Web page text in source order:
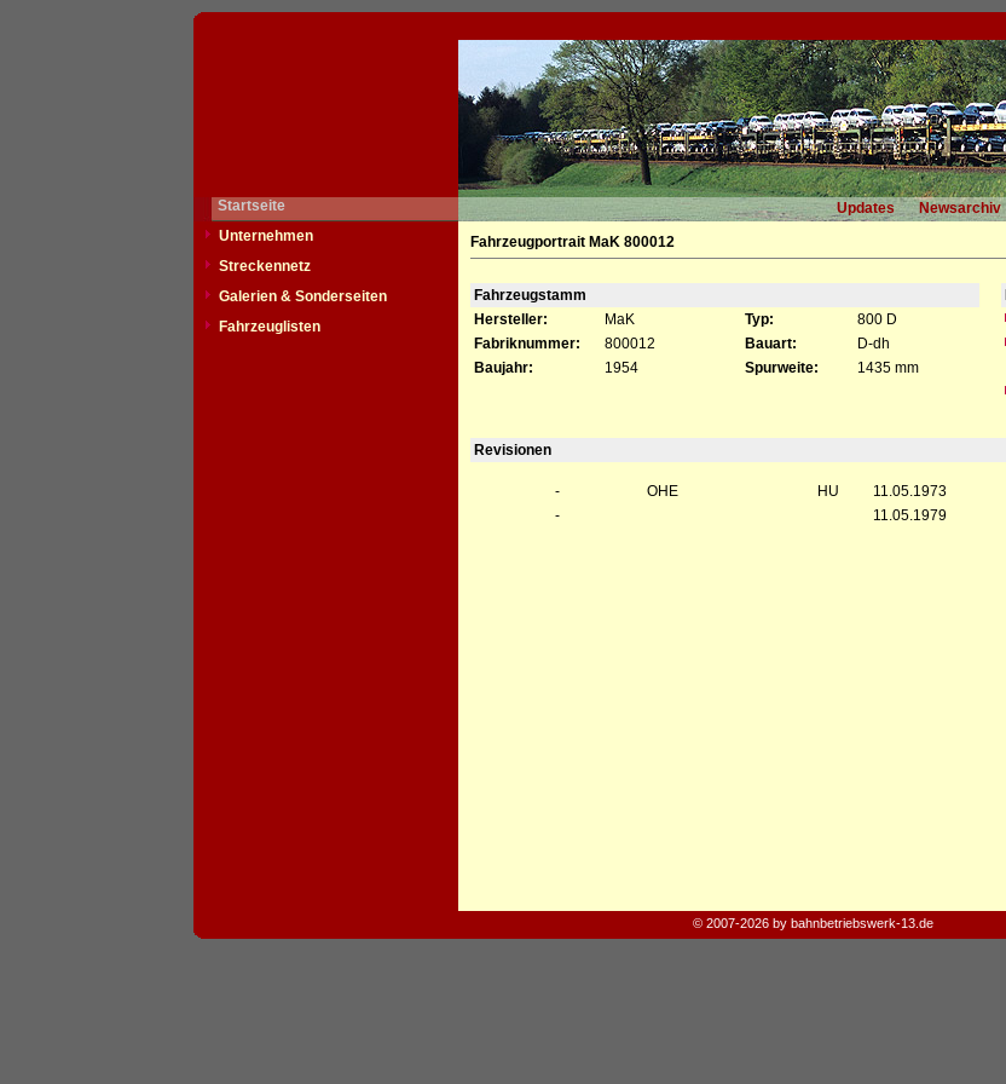
Startseite Updates Newsarchiv
Unternehmen
Streckennetz
Galerien & Sonderseiten
Fahrzeuglisten
Fahrzeugportrait MaK 800012
Fahrzeugstamm
Hersteller:
MaK Typ: 800 D
Fabriknummer:
800012 Bauart: D-dh
Baujahr:
1954 Spurweite:
1435 mm
Revisionen
- OHE HU 11.05.1973
-
11.05.1979
© 2007-2026 by bahnbetriebswerk-13.de